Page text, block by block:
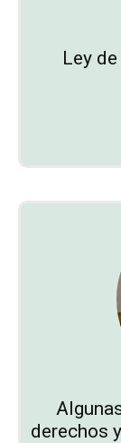
Ley
derechos